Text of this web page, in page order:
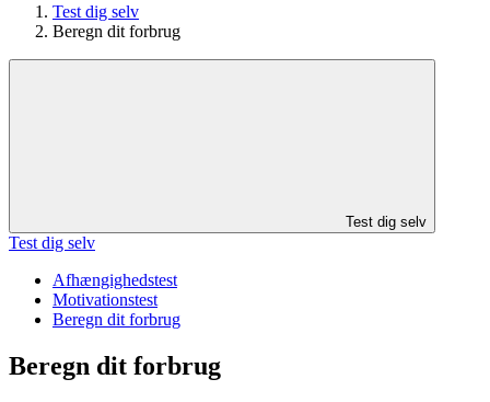
Test dig selv
Beregn dit forbrug
Test dig selv
Test dig selv
Afhængighedstest
Motivationstest
Beregn dit forbrug
Beregn dit forbrug